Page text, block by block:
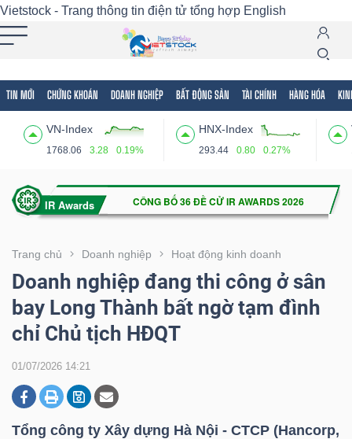
Vietstock - Trang thông tin điện tử tổng hợp English
TIN MỚI CHỨNG KHOÁN DOANH NGHIỆP BẤT ĐỘNG SẢN TÀI CHÍNH HÀNG HÓA
VN-Index
1768.06 3.28 0.19%
HNX-Index
293.44 0.80 0.27%
Trang chủ Doanh nghiệp Hoạt động kinh doanh
Doanh nghiệp đang thi công ở sân
bay Long Thành bất ngờ tạm đình
chỉ Chủ tịch HĐQT
01/07/2026 14:21
Tổng công ty Xây dựng Hà Nội - CTCP (Hancorp,
Tất cả Tính năng Ngành Mã chứng khoán
Tính
(-)
VIETSTOCK
CHỨNG
KHOÁN
DOANH
NGHIỆP